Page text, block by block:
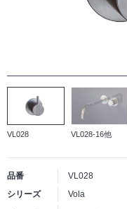
VL028 VL028-16他
品番
VL028
シリーズ
Vola